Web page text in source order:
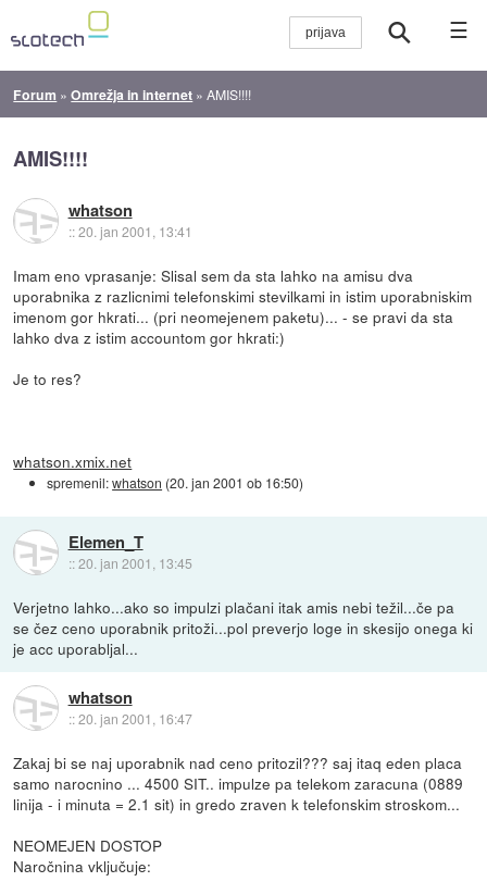
☰
Forum »Omrežja in internet »AMIS!!!!
AMIS!!!!
whatson
::20. jan 2001, 13:41
Imam eno vprasanje: Slisal sem da sta lahko na amisu dva
uporabnika z razlicnimi telefonskimi stevilkami in istim uporabniskim
imenom gor hkrati... (pri neomejenem paketu)... - se pravi da sta
lahko dva z istim accountom gor hkrati:)
Je to res?
whatson.xmix.net
spremenil:whatson (20. jan 2001 ob 16:50)
Elemen_T
::20. jan 2001, 13:45
Verjetno lahko...ako so impulzi plačani itak amis nebi težil...če pa
se čez ceno uporabnik pritoži...pol preverjo loge in skesijo onega ki
je acc uporabljal...
whatson
::20. jan 2001, 16:47
Zakaj bi se naj uporabnik nad ceno pritozil??? saj itaq eden placa
samo narocnino ... 4500 SIT.. impulze pa telekom zaracuna (0889
linija - i minuta = 2.1 sit) in gredo zraven k telefonskim stroskom...
NEOMEJEN DOSTOP
Naročnina vključuje: